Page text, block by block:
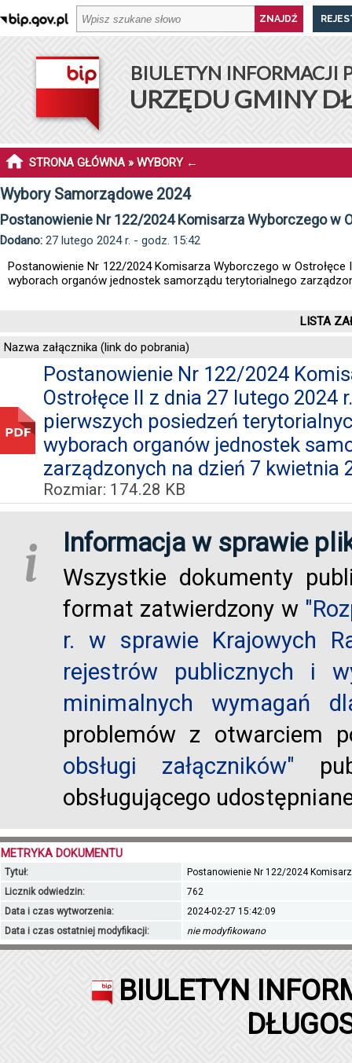
BIULETYN INFORMACJI
URZĘDU GMINY
STRONA GŁÓWNA»WYBORY←
Wybory Samorządowe 2024
Postanowienie Nr 122/2024 Komisarza Wyborczego w
Dodano: 27 lutego 2024 r. - godz. 15:42
Postanowienie Nr 122/2024 Komisarza Wyborczego w
wyborach organów jednostek samorządu terytorialnego
LISTA
Nazwa załącznika (link do pobrania)
Postanowienie Nr 122/2024
Ostrołęce II z dnia 27 lutego 2024
pierwszych posiedzeń
wyborach organów jednostek
zarządzonych na dzień 7 kwietnia
Rozmiar: 174.28 KB
i Informacja w sprawie
Wszystkie dokumenty
format zatwierdzony w
r. w sprawie Krajowych
rejestrów publicznych i
minimalnych wymagań
problemów z otwarciem
obsługi załączników"
obsługującego
METRYKA DOKUMENTU
Tytuł:
Postanowienie Nr 122/2024
Licznik odwiedzin:
762
Data i czas wytworzenia:
2024-02-27 15:42:09
Data i czas ostatniej modyfikacji:
nie modyfikowano
BIULETYN